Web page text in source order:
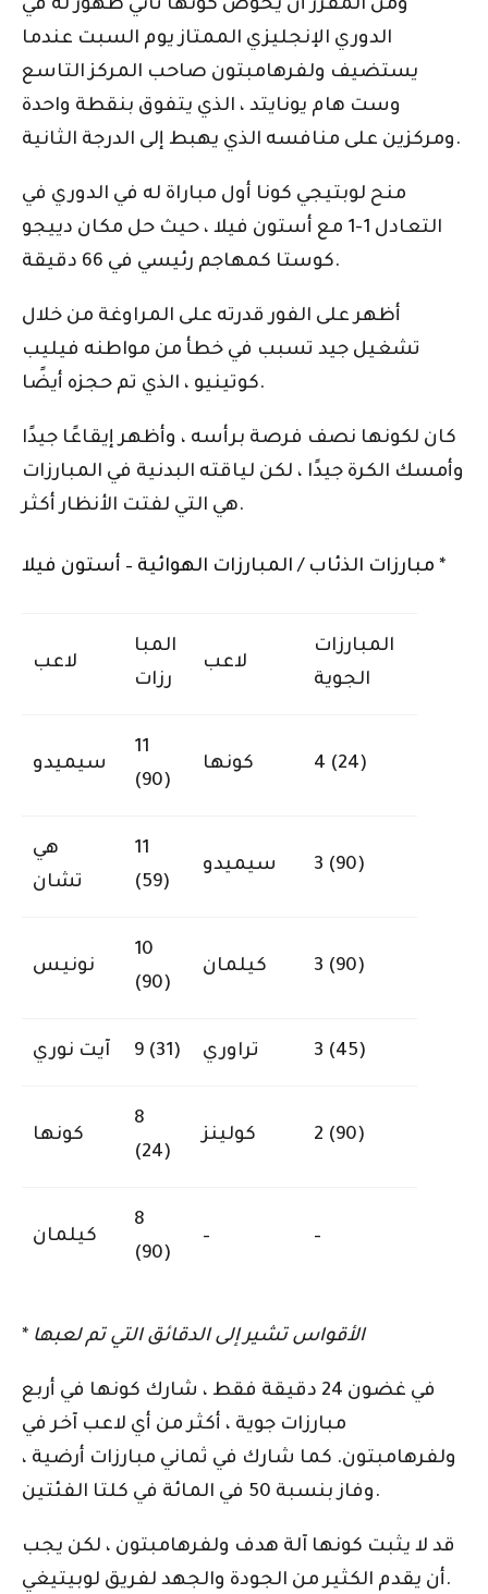
ومن المقرر أن يخوض كونها ثاني ظهور له في
الدوري الإنجليزي الممتاز يوم السبت عندما
يستضيف ولفرهامبتون صاحب المركز التاسع
وست هام يونايتد ، الذي يتفوق بنقطة واحدة
ومركزين على منافسه الذي يهبط إلى الدرجة الثانية.
منح لوبتيجي كونا أول مباراة له في الدوري في
التعادل 1-1 مع أستون فيلا ، حيث حل مكان دييجو
كوستا كمهاجم رئيسي في 66 دقيقة.
أظهر على الفور قدرته على المراوغة من خلال
تشغيل جيد تسبب في خطأ من مواطنه فيليب
كوتينيو ، الذي تم حجزه أيضًا.
كان لكونها نصف فرصة برأسه ، وأظهر إيقاعًا جيدًا
وأمسك الكرة جيدًا ، لكن لياقته البدنية في المبارزات
هي التي لفتت الأنظار أكثر.
مبارزات الذئاب / المبارزات الهوائية – أستون فيلا *
لاعب
المبا
رزات
لاعب
المبارزات
الجوية
سيميدو
11
(90)
كونها 4 (24)
هي
تشان
11
(59)
سيميدو 3 (90)
نونيس
10
(90)
كيلمان 3 (90)
آيت نوري 9 (31) تراوري 3 (45)
كونها
8
(24)
كولينز 2 (90)
كيلمان
8
(90)
– –
* الأقواس تشير إلى الدقائق التي تم لعبها
في غضون 24 دقيقة فقط ، شارك كونها في أربع
مبارزات جوية ، أكثر من أي لاعب آخر في
ولفرهامبتون. كما شارك في ثماني مبارزات أرضية ،
وفاز بنسبة 50 في المائة في كلتا الفئتين.
قد لا يثبت كونها آلة هدف ولفرهامبتون ، لكن يجب
أن يقدم الكثير من الجودة والجهد لفريق لوبيتيغي.